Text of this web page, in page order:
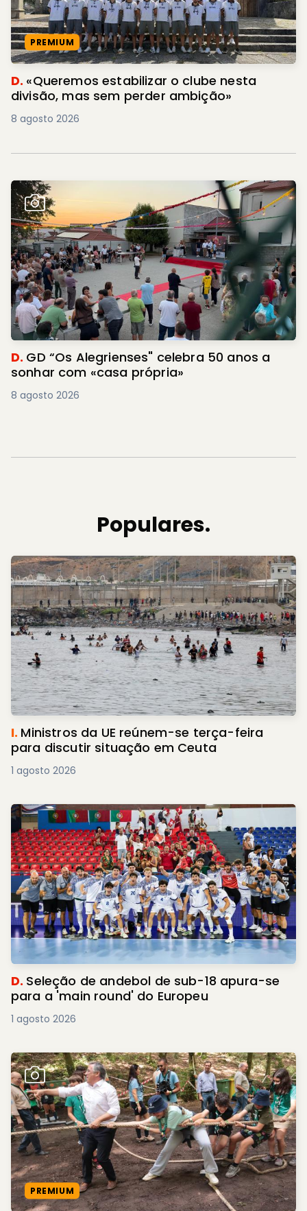
PREMIUM
D. «Queremos estabilizar o clube nesta
divisão, mas sem perder ambição»
8 agosto 2026
D. GD “Os Alegrienses" celebra 50 anos a
sonhar com «casa própria»
8 agosto 2026
Populares.
I. Ministros da UE reúnem-se terça-feira
para discutir situação em Ceuta
1 agosto 2026
D. Seleção de andebol de sub-18 apura-se
para a 'main round' do Europeu
1 agosto 2026
PREMIUM